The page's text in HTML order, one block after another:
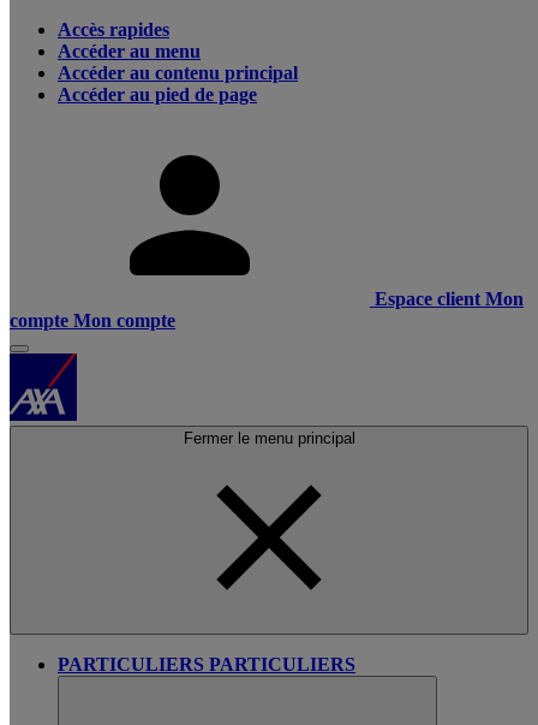
Accès rapides
Accéder au menu
Accéder au contenu principal
Accéder au pied de page
Espace client Mon
compte Mon compte
Fermer le menu principal
PARTICULIERS PARTICULIERS